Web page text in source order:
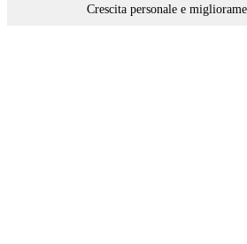
Crescita personale e